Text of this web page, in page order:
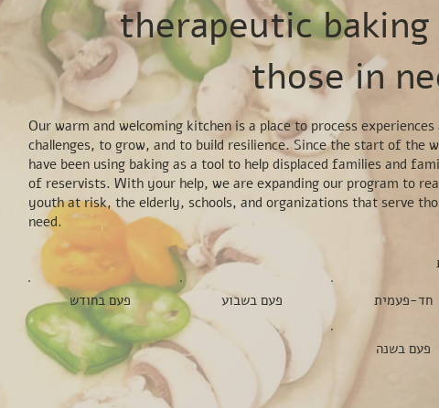
therapeutic
those in
Our warm and welcoming kitchen is a place to process experiences
challenges, to grow, and to build resilience. Since the start of the
have been using baking as a tool to help displaced families and
of reservists. With your help, we are expanding our program to
youth at risk, the elderly, schools, and organizations that serve
need.
חד-פעמית
בשבוע
פעם בשבוע
פעם
בחודש
פעם בחודש
פעם בשנה